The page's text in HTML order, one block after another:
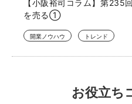
【小阪裕司コラム】第235
を売る①
開業ノウハウ トレンド
お役立ち